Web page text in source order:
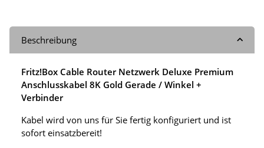
Beschreibung
Fritz!Box Cable Router Netzwerk Deluxe Premium
Anschlusskabel 8K Gold Gerade / Winkel +
Verbinder
Kabel wird von uns für Sie fertig konfiguriert und ist
sofort einsatzbereit!